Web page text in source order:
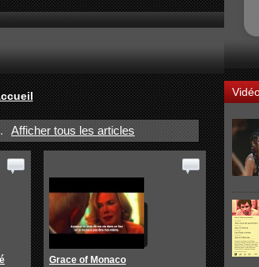
. Afficher tous les articles
Grace of Monaco